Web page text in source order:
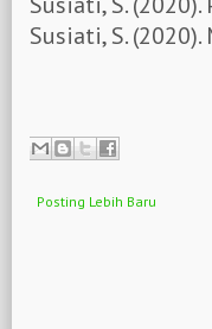
Susiati, S.
Posting Lebih Baru